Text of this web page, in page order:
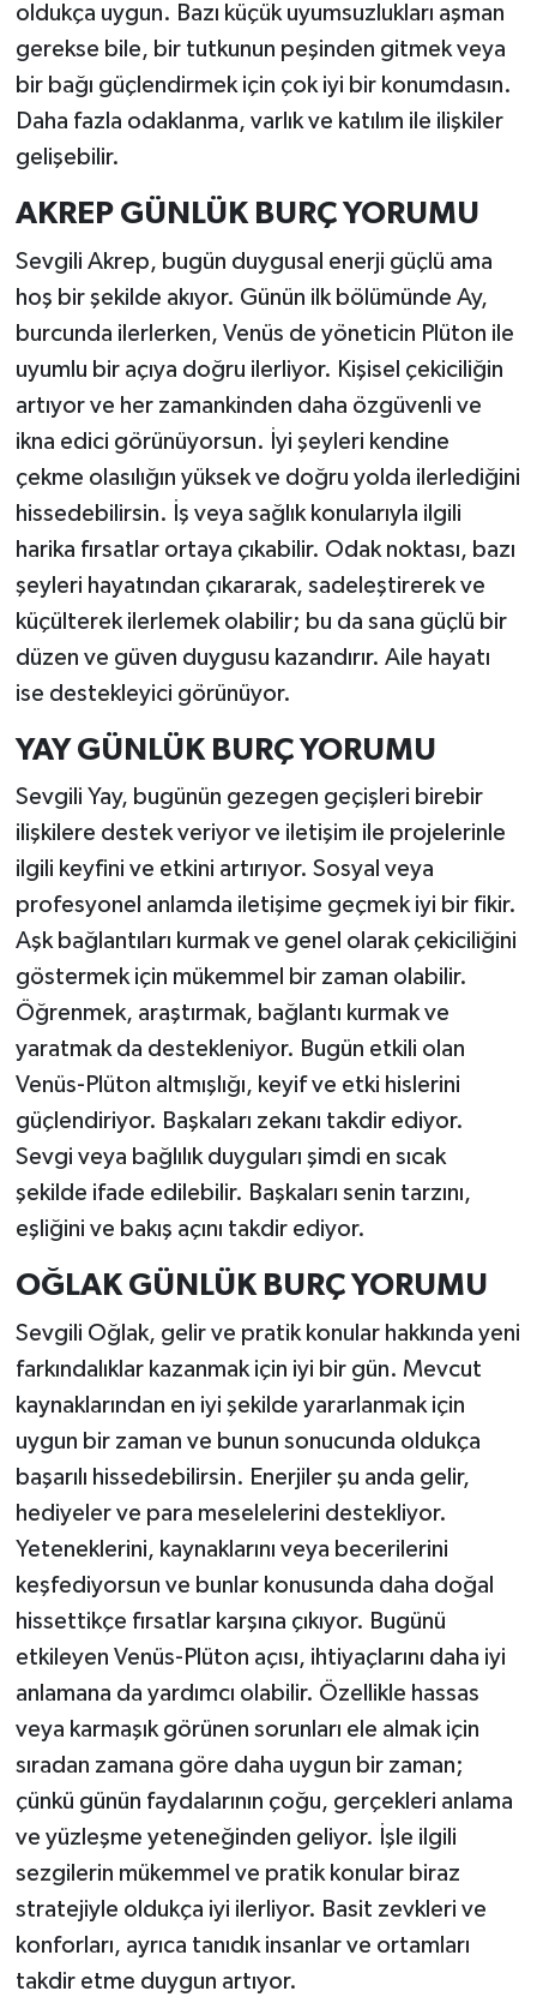
oldukça uygun. Bazı küçük uyumsuzlukları aşman
gerekse bile, bir tutkunun peşinden gitmek veya
bir bağı güçlendirmek için çok iyi bir konumdasın.
Daha fazla odaklanma, varlık ve katılım ile ilişkiler
gelişebilir.
AKREP GÜNLÜK BURÇ YORUMU
Sevgili Akrep, bugün duygusal enerji güçlü ama
hoş bir şekilde akıyor. Günün ilk bölümünde Ay,
burcunda ilerlerken, Venüs de yöneticin Plüton ile
uyumlu bir açıya doğru ilerliyor. Kişisel çekiciliğin
artıyor ve her zamankinden daha özgüvenli ve
ikna edici görünüyorsun. İyi şeyleri kendine
çekme olasılığın yüksek ve doğru yolda ilerlediğini
hissedebilirsin. İş veya sağlık konularıyla ilgili
harika fırsatlar ortaya çıkabilir. Odak noktası, bazı
şeyleri hayatından çıkararak, sadeleştirerek ve
küçülterek ilerlemek olabilir; bu da sana güçlü bir
düzen ve güven duygusu kazandırır. Aile hayatı
ise destekleyici görünüyor.
YAY GÜNLÜK BURÇ YORUMU
Sevgili Yay, bugünün gezegen geçişleri birebir
ilişkilere destek veriyor ve iletişim ile projelerinle
ilgili keyfini ve etkini artırıyor. Sosyal veya
profesyonel anlamda iletişime geçmek iyi bir fikir.
Aşk bağlantıları kurmak ve genel olarak çekiciliğini
göstermek için mükemmel bir zaman olabilir.
Öğrenmek, araştırmak, bağlantı kurmak ve
yaratmak da destekleniyor. Bugün etkili olan
Venüs-Plüton altmışlığı, keyif ve etki hislerini
güçlendiriyor. Başkaları zekanı takdir ediyor.
Sevgi veya bağlılık duyguları şimdi en sıcak
şekilde ifade edilebilir. Başkaları senin tarzını,
eşliğini ve bakış açını takdir ediyor.
OĞLAK GÜNLÜK BURÇ YORUMU
Sevgili Oğlak, gelir ve pratik konular hakkında yeni
farkındalıklar kazanmak için iyi bir gün. Mevcut
kaynaklarından en iyi şekilde yararlanmak için
uygun bir zaman ve bunun sonucunda oldukça
başarılı hissedebilirsin. Enerjiler şu anda gelir,
hediyeler ve para meselelerini destekliyor.
Yeteneklerini, kaynaklarını veya becerilerini
keşfediyorsun ve bunlar konusunda daha doğal
hissettikçe fırsatlar karşına çıkıyor. Bugünü
etkileyen Venüs-Plüton açısı, ihtiyaçlarını daha iyi
anlamana da yardımcı olabilir. Özellikle hassas
veya karmaşık görünen sorunları ele almak için
sıradan zamana göre daha uygun bir zaman;
çünkü günün faydalarının çoğu, gerçekleri anlama
ve yüzleşme yeteneğinden geliyor. İşle ilgili
sezgilerin mükemmel ve pratik konular biraz
stratejiyle oldukça iyi ilerliyor. Basit zevkleri ve
konforları, ayrıca tanıdık insanlar ve ortamları
takdir etme duygun artıyor.